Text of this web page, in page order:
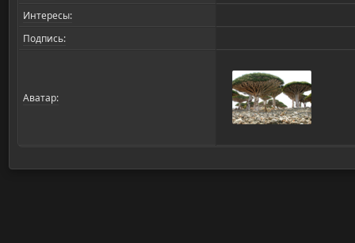
Интересы:
Подпись:
Аватар: